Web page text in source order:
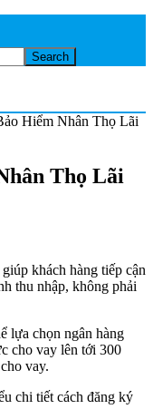
Hiểm Nhân Thọ Lãi
Thọ Lãi
khách hàng tiếp cận
thu nhập, không phải
lựa chọn ngân hàng
cho vay lên tới 300
vay.
chi tiết cách đăng ký